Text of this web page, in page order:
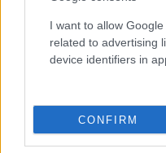
I want to allow
related to advertising
device identifiers in
CONFIRM